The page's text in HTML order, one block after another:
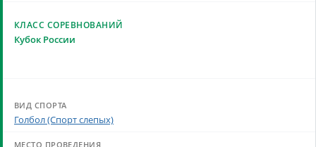
Кубок России
Голбол (Спорт слепых)